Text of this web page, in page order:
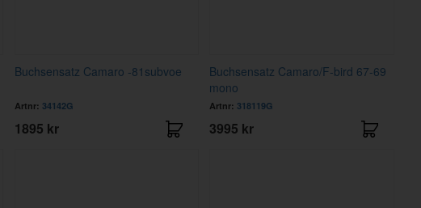
Buchsensatz Camaro -81subvoe
Artnr: 34142G
1895 kr
Buchsensatz Camaro/F-bird 67-69
mono
Artnr: 318119G
3995 kr